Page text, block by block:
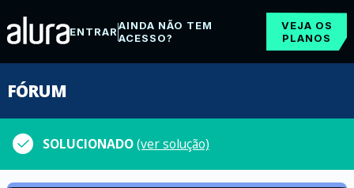
ENTRARAINDA NÃO TEM
ACESSO?
VEJA OS
PLANOS
FÓRUM
SOLUCIONADO(ver solução)